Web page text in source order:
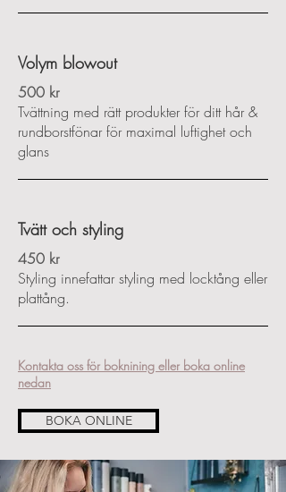
Volym blowout
500 kr
Tvättning med rätt produkter för ditt hår &
rundborstfönar för maximal luftighet och
glans
Tvätt och styling
450 kr
Styling innefattar styling med locktång eller
plattång.
Kontakta oss för boknining eller boka online
nedan
BOKA ONLINE